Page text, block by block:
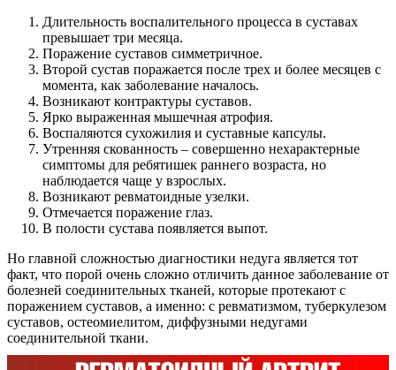
Длительность воспалительного процесса в суставах
превышает три месяца.
Поражение суставов симметричное.
Второй сустав поражается после трех и более месяцев с
момента, как заболевание началось.
Возникают контрактуры суставов.
Ярко выраженная мышечная атрофия.
Воспаляются сухожилия и суставные капсулы.
Утренняя скованность – совершенно нехарактерные
симптомы для ребятишек раннего возраста, но
наблюдается чаще у взрослых.
Возникают ревматоидные узелки.
Отмечается поражение глаз.
В полости сустава появляется выпот.
Но главной сложностью диагностики недуга является тот
факт, что порой очень сложно отличить данное заболевание от
болезней соединительных тканей, которые протекают с
поражением суставов, а именно: с ревматизмом, туберкулезом
суставов, остеомиелитом, диффузными недугами
соединительной ткани.